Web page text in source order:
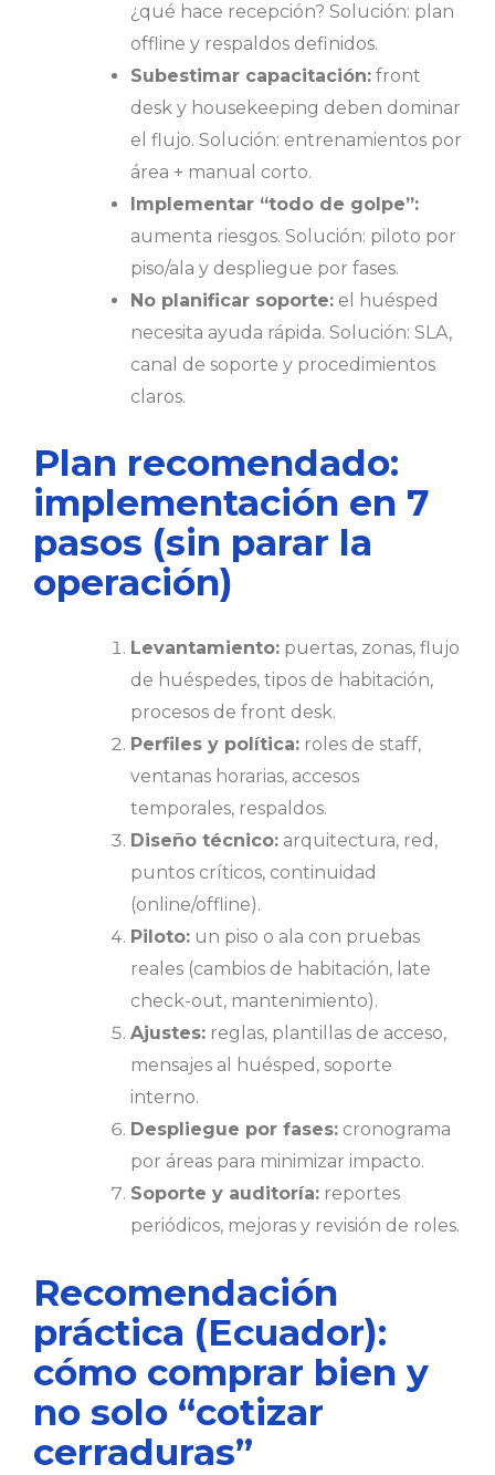
¿qué hace recepción? Solución: plan
offline y respaldos definidos.
Subestimar capacitación: front
desk y housekeeping deben dominar
el flujo. Solución: entrenamientos por
área + manual corto.
Implementar “todo de golpe”:
aumenta riesgos. Solución: piloto por
piso/ala y despliegue por fases.
No planificar soporte: el huésped
necesita ayuda rápida. Solución: SLA,
canal de soporte y procedimientos
claros.
Plan recomendado:
implementación en 7
pasos (sin parar la
operación)
Levantamiento: puertas, zonas, flujo
de huéspedes, tipos de habitación,
procesos de front desk.
Perfiles y política: roles de staff,
ventanas horarias, accesos
temporales, respaldos.
Diseño técnico: arquitectura, red,
puntos críticos, continuidad
(online/offline).
Piloto: un piso o ala con pruebas
reales (cambios de habitación, late
check-out, mantenimiento).
Ajustes: reglas, plantillas de acceso,
mensajes al huésped, soporte
interno.
Despliegue por fases: cronograma
por áreas para minimizar impacto.
Soporte y auditoría: reportes
periódicos, mejoras y revisión de roles.
Recomendación
práctica (Ecuador):
cómo comprar bien y
no solo “cotizar
cerraduras”